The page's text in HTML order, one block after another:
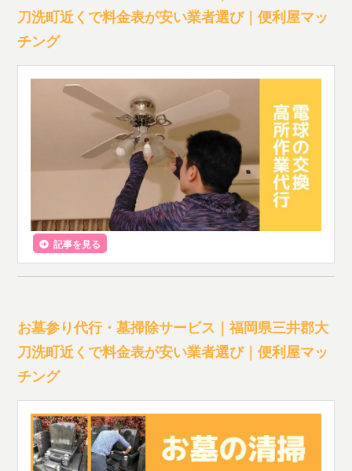
刀洗町近くで料金表が安い業者選び｜便利屋マッ
チング
記事を見る
お墓参り代行・墓掃除サービス｜福岡県三井郡大
刀洗町近くで料金表が安い業者選び｜便利屋マッ
チング